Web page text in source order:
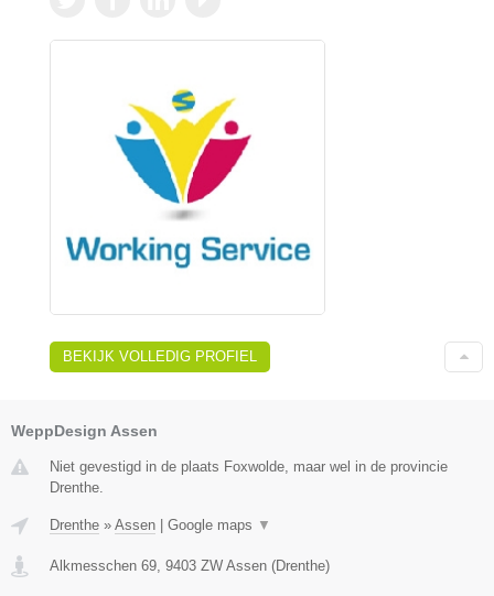
BEKIJK VOLLEDIG PROFIEL
WeppDesign Assen
Niet gevestigd in de plaats Foxwolde, maar wel in de provincie
Drenthe.
Drenthe » Assen Google maps ▼
Alkmesschen 69 9403 ZW Assen (Drenthe)